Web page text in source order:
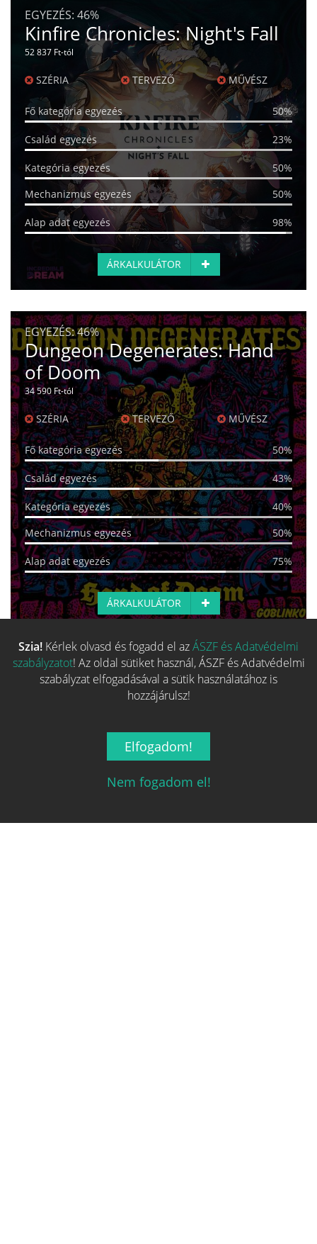
EGYEZÉS: 46%
Kinfire Chronicles: Night's Fall
52 837 Ft-tól
SZÉRIA TERVEZŐ MŰVÉSZ
Fő kategória egyezés 50%
Család egyezés 23%
Kategória egyezés
50%
Mechanizmus egyezés
50%
Alap adat egyezés 98%
ÁRKALKULÁTOR
EGYEZÉS:46%
Dungeon Degenerates: Hand
of Doom
34 590 Ft-tól
SZÉRIA TERVEZŐ MŰVÉSZ
Fő kategória egyezés 50%
Család egyezés 43%
Kategória egyezés
40%
Mechanizmus egyezés
50%
Alap adat egyezés 75%
ÁRKALKULÁTOR
Több hasonló játék keresése
Szia! Kérlek olvasd és fogadd el azÁSZF és Adatvédelmi
szabályzatot! Az oldal sütiket használ, ÁSZF és Adatvédelmi
szabályzat elfogadásával a sütik használatához is
hozzájárulsz!
Elfogadom!
Nem fogadom el!